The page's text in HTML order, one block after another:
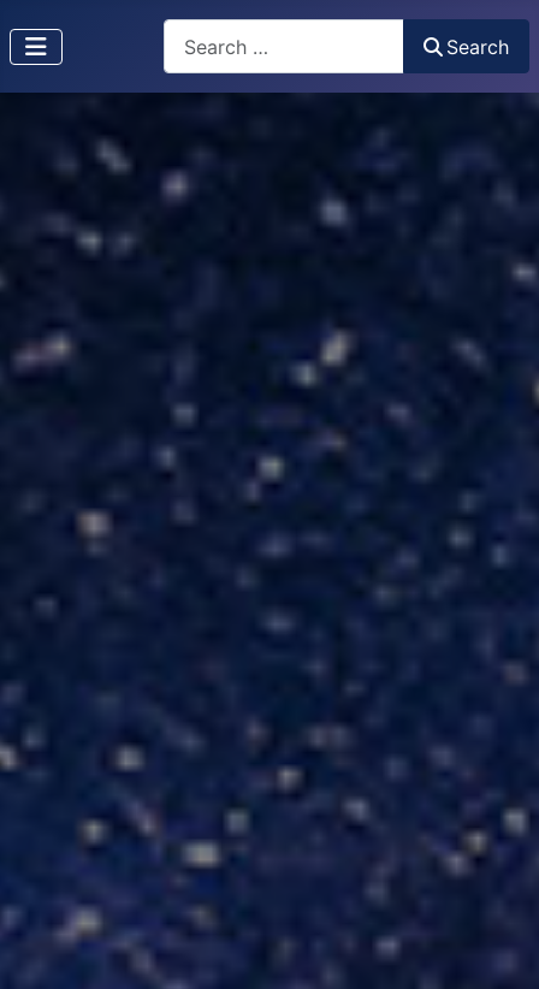
Type 2 or more characters for results.
Search